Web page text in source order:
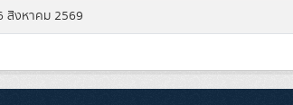
สิงหาคม 2569